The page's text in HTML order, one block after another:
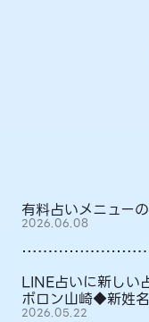
有料占いメニュー
2026.06.08
LINE占いに新しい
ポロン山崎◆新姓名
2026.05.22